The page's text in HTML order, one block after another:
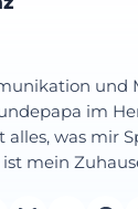
und
im
was mir
mein